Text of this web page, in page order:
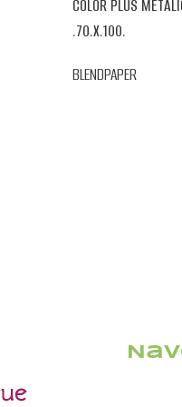
COLOR PLUS
.70.X.100.
BLENDPAPER